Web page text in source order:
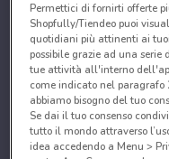
Permettici di fornirti offerte
Shopfully/Tiendeo puoi
quotidiani più attinenti ai
possibile grazie ad una
tue attività all'interno
come indicato nel paragrafo
abbiamo bisogno del tuo
Se dai il tuo consenso
tutto il mondo attraverso
idea accedendo a Menu >